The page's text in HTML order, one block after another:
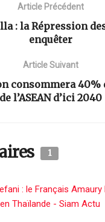
Article Précédent
: la Répression
enquêter
Article Suivant
consommera 40%
de l’ASEAN d’ici 2040
1
: le Français Amaury
Thaïlande - Siam Actu